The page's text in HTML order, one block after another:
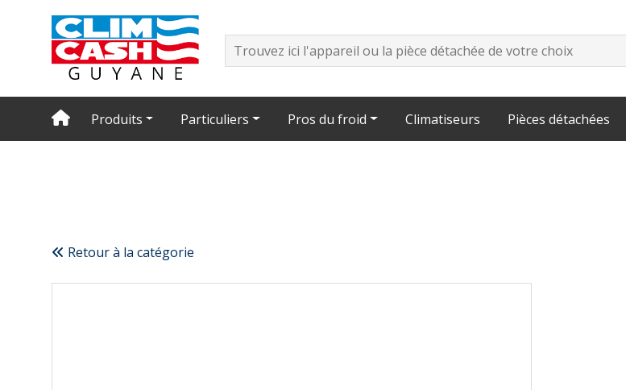
Produits Particuliers Pros du froid Climatiseurs Pièces détachées
Retour à la catégorie